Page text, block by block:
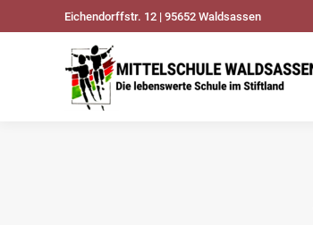
Eichendorffstr. 12 | 95652 Waldsassen